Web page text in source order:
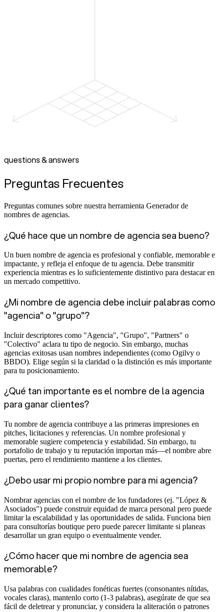
questions & answers
Preguntas Frecuentes
Preguntas comunes sobre nuestra herramienta Generador de
nombres de agencias.
¿Qué hace que un nombre de agencia sea bueno?
Un buen nombre de agencia es profesional y confiable, memorable e
impactante, y refleja el enfoque de tu agencia. Debe transmitir
experiencia mientras es lo suficientemente distintivo para destacar en
un mercado competitivo.
¿Mi nombre de agencia debe incluir palabras como
"agencia" o "grupo"?
Incluir descriptores como "Agencia", "Grupo", "Partners" o
"Colectivo" aclara tu tipo de negocio. Sin embargo, muchas
agencias exitosas usan nombres independientes (como Ogilvy o
BBDO). Elige según si la claridad o la distinción es más importante
para tu posicionamiento.
¿Qué tan importante es el nombre de la agencia
para ganar clientes?
Tu nombre de agencia contribuye a las primeras impresiones en
pitches, licitaciones y referencias. Un nombre profesional y
memorable sugiere competencia y estabilidad. Sin embargo, tu
portafolio de trabajo y tu reputación importan más—el nombre abre
puertas, pero el rendimiento mantiene a los clientes.
¿Debo usar mi propio nombre para mi agencia?
Nombrar agencias con el nombre de los fundadores (ej. "López &
Asociados") puede construir equidad de marca personal pero puede
limitar la escalabilidad y las oportunidades de salida. Funciona bien
para consultorías boutique pero puede parecer limitante si planeas
desarrollar un gran equipo o eventualmente vender.
¿Cómo hacer que mi nombre de agencia sea
memorable?
Usa palabras con cualidades fonéticas fuertes (consonantes nítidas,
vocales claras), mantenlo corto (1-3 palabras), asegúrate de que sea
fácil de deletrear y pronunciar, y considera la aliteración o patrones